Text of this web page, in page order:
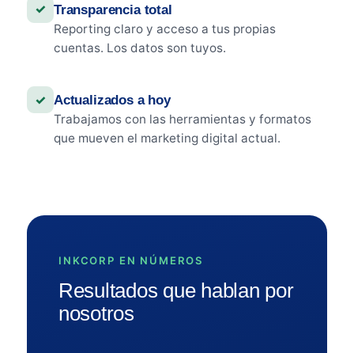
✓ Transparencia total
Reporting claro y acceso a tus propias
cuentas. Los datos son tuyos.
✓ Actualizados a hoy
Trabajamos con las herramientas y formatos
que mueven el marketing digital actual.
INKCORP EN NÚMEROS
Resultados que hablan por
nosotros